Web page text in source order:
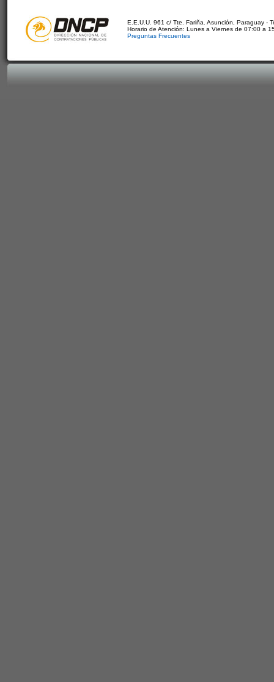
E.E.U.U. 961 c/ Tte. Fariña. Asunción, Paraguay -
Horario de Atención: Lunes a Viernes de 07:00 a
Preguntas Frecuentes